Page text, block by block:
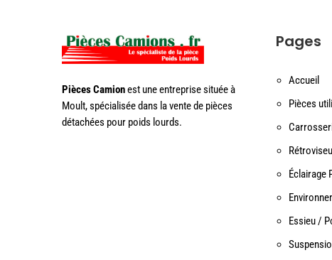
Pièces Camionest une entreprise située à
Moult, spécialisée dans la vente de pièces
détachées pour poids lourds.
Pages
Accueil
Pièces
Éclairage
Essieu /